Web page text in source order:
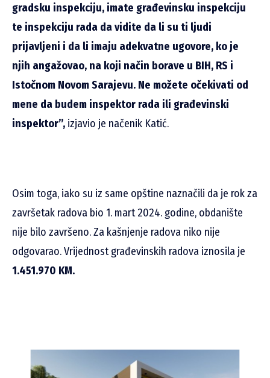
gradsku inspekciju, imate građevinsku inspekciju
te inspekciju rada da vidite da li su ti ljudi
prijavljeni i da li imaju adekvatne ugovore, ko je
njih angažovao, na koji način borave u BIH, RS i
Istočnom Novom Sarajevu. Ne možete očekivati od
mene da budem inspektor rada ili građevinski
inspektor”, izjavio je načenik Katić.
Osim toga, iako su iz same opštine naznačili da je rok za
završetak radova bio 1. mart 2024. godine, obdanište
nije bilo završeno. Za kašnjenje radova niko nije
odgovarao. Vrijednost građevinskih radova iznosila je
1.451.970 KM.